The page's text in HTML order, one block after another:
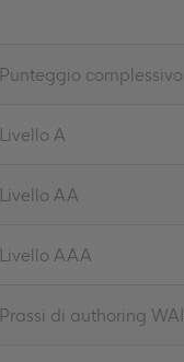
Punteggio complessivo
Livello A
Livello AA
Livello AAA
Prassi di authoring